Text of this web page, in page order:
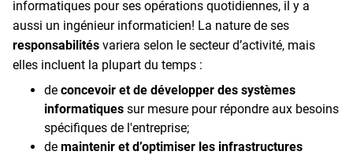
informatiques pour ses opérations quotidiennes, il y a
aussi un ingénieur informaticien! La nature de ses
responsabilités variera selon le secteur d’activité, mais
elles incluent la plupart du temps :
de concevoir et de développer des systèmes
informatiques sur mesure pour répondre aux besoins
spécifiques de l'entreprise;
de maintenir et d’optimiser les infrastructures